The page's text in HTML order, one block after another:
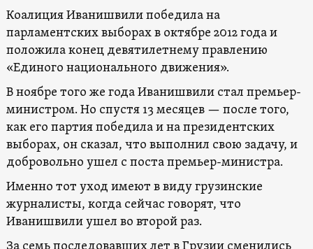
Коалиция Иванишвили победила на
парламентских выборах в октябре 2012 года и
положила конец девятилетнему правлению
«Единого национального движения».
В ноябре того же года Иванишвили стал премьер-
министром. Но спустя 13 месяцев — после того,
как его партия победила и на президентских
выборах, он сказал, что выполнил свою задачу, и
добровольно ушел с поста премьер-министра.
Именно тот уход имеют в виду грузинские
журналисты, когда сейчас говорят, что
Иванишвили ушел во второй раз.